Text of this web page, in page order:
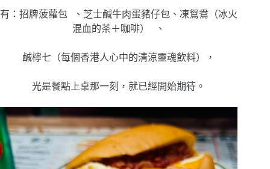
有：招牌菠蘿包 、芝士鹹牛肉蛋豬仔包、凍鴛鴦（冰火
混血的茶＋咖啡） 、
鹹檸七（每個香港人心中的清涼靈魂飲料），
光是餐點上桌那一刻，就已經開始期待。